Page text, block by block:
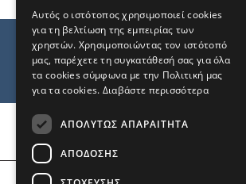
Αυτός ο ιστότοπος χρησιμοποιεί cookies
για τη βελτίωση της εμπειρίας των
χρηστών. Χρησιμοποιώντας τον ιστότοπό
μας, παρέχετε τη συγκατάθεσή σας για όλα
τα cookies σύμφωνα με την Πολιτική μας
για τα cookies. Διαβάστε περισσότερα
ΑΠΟΛΎΤΩΣ ΑΠΑΡΑΊΤΗΤΑ
ΑΠΌΔΟΣΗΣ